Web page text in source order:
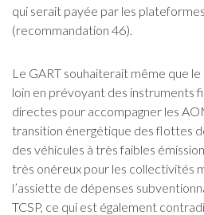
qui serait payée par les
(recommandation 46).
Le GART souhaiterait même que
loin en prévoyant des instruments
directes pour accompagner les
transition énergétique des flottes
des véhicules à très faibles
très onéreux pour les collectivités
l’assiette de dépenses
TCSP, ce qui est également